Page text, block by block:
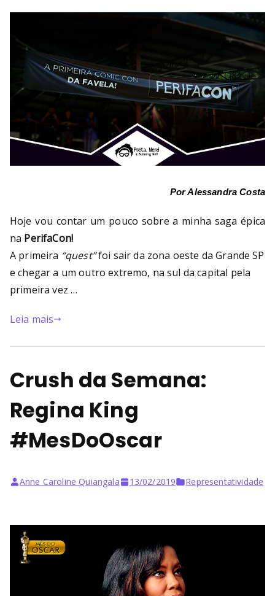
Por Alessandra Costa
Hoje vou contar um pouco sobre a minha saga épica
na PerifaCon!
A primeira “quest”foi sair da zona oeste da Grande SP
e chegar a um outro extremo, na sul da capital pela
primeira vez …
Leia mais
Crush da Semana:
Regina King
#MesDoOscar
Anne Caroline Quiangala 13/02/2019 Representatividade